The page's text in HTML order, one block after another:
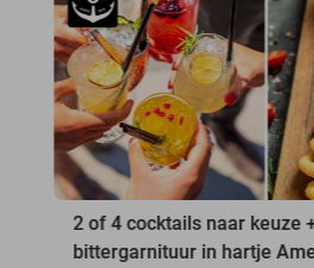
2 of 4 cocktails naar keuze
bittergarnituur in hartje